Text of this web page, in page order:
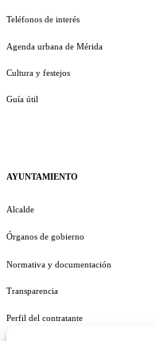
Teléfonos de interés
Agenda urbana de Mérida
Cultura y festejos
Guía útil
AYUNTAMIENTO
Alcalde
Órganos de gobierno
Normativa y documentación
Transparencia
Perfil del contratante